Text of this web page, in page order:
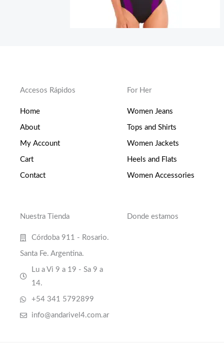
Accesos Rápidos
Home
About
My Account
Cart
Contact
For Her
Women Jeans
Tops and Shirts
Women Jackets
Heels and Flats
Women Accessories
Nuestra Tienda
Córdoba 911 - Rosario.
Santa Fe. Argentina.
Lu a Vi 9 a 19 - Sa 9 a
14.
+54 341 5792899
info@andarivel4.com.ar
Donde estamos